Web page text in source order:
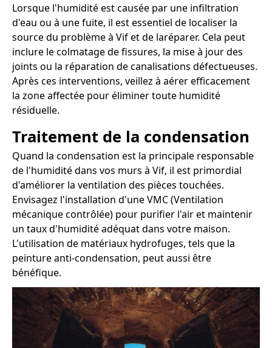
Lorsque l'humidité est causée par une infiltration
d'eau ou à une fuite, il est essentiel de localiser la
source du problème à Vif et de laréparer. Cela peut
inclure le colmatage de fissures, la mise à jour des
joints ou la réparation de canalisations défectueuses.
Après ces interventions, veillez à aérer efficacement
la zone affectée pour éliminer toute humidité
résiduelle.
Traitement de la condensation
Quand la condensation est la principale responsable
de l'humidité dans vos murs à Vif, il est primordial
d'améliorer la ventilation des pièces touchées.
Envisagez l'installation d'une VMC (Ventilation
mécanique contrôlée) pour purifier l'air et maintenir
un taux d'humidité adéquat dans votre maison.
L'utilisation de matériaux hydrofuges, tels que la
peinture anti-condensation, peut aussi être
bénéfique.